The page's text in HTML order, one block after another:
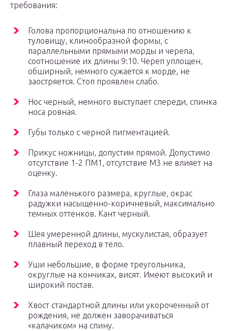
требования:
Голова пропорциональна по отношению к
туловищу, клинообразной формы, с
параллельными прямыми морды и черепа,
соотношение их длины 9:10. Череп уплощен,
обширный, немного сужается к морде, не
заостряется. Стоп проявлен слабо.
Нос черный, немного выступает спереди, спинка
носа ровная.
Губы только с черной пигментацией.
Прикус ножницы, допустим прямой. Допустимо
отсутствие 1-2 ПМ1, отсутствие М3 не влияет на
оценку.
Глаза маленького размера, круглые, окрас
радужки насыщенно-коричневый, максимально
темных оттенков. Кант черный.
Шея умеренной длины, мускулистая, образует
плавный переход в тело.
Уши небольшие, в форме треугольника,
округлые на кончиках, висят. Имеют высокий и
широкий постав.
Хвост стандартной длины или укороченный от
рождения, не должен заворачиваться
«калачиком» на спину.